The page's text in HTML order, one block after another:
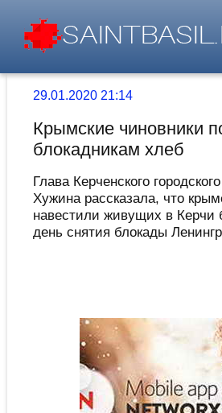
29.01.2020 21:14
Крымские чиновники
блокадникам хлеб
Глава Керченского
Хужина рассказала, что
навестили живущих в Керчи
день снятия блокады